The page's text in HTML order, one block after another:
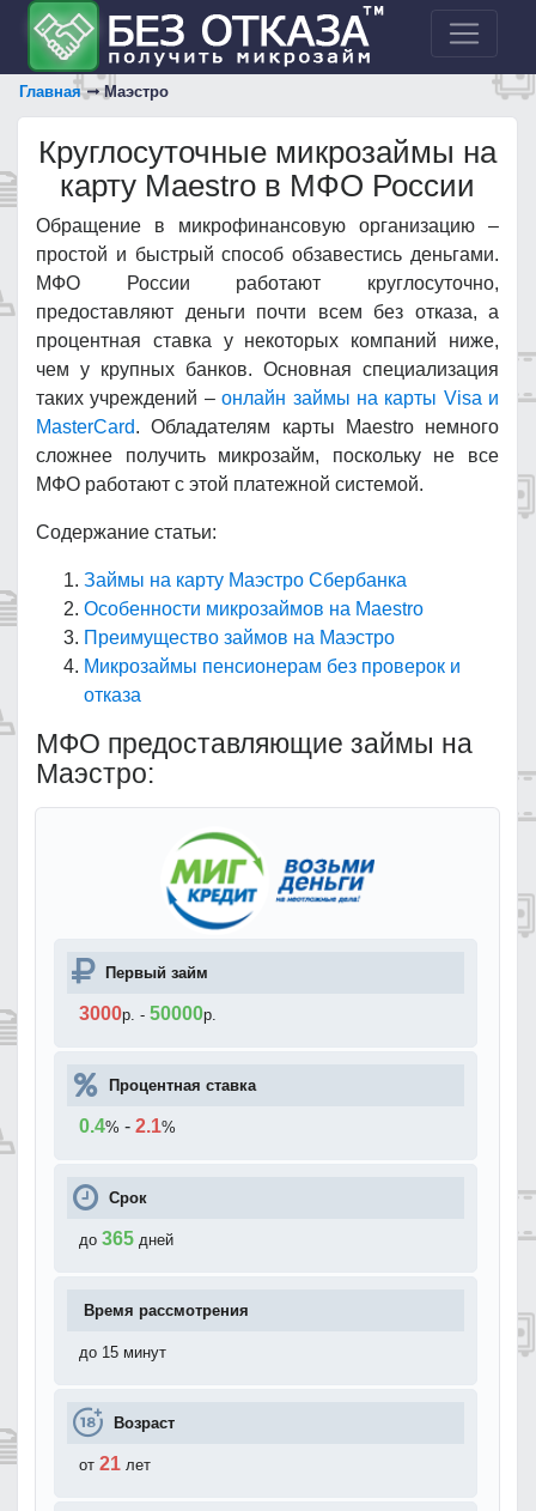
Главная Маэстро
Круглосуточные микрозаймы на
карту Maestro в МФО России
Обращение в микрофинансовую организацию –
простой и быстрый способ обзавестись деньгами.
МФО России работают круглосуточно,
предоставляют деньги почти всем без отказа, а
процентная ставка у некоторых компаний ниже,
чем у крупных банков. Основная специализация
таких учреждений –онлайн займы на карты Visa и
MasterCard. Обладателям карты Maestro немного
сложнее получить микрозайм, поскольку не все
МФО работают с этой платежной системой.
Содержание статьи:
Займы на карту Маэстро Сбербанка
Особенности микрозаймов на Maestro
Преимущество займов на Маэстро
Микрозаймы пенсионерам без проверок и
отказа
МФО предоставляющие займы на
Маэстро:
Первый займ
3000р. - 50000р.
Процентная ставка
0.4% - 2.1%
Срок
до 365 дней
Время рассмотрения
до 15 минут
Возраст
от 21 лет